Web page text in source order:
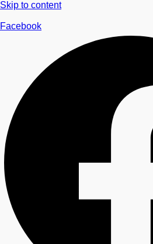
Skip to content
Facebook